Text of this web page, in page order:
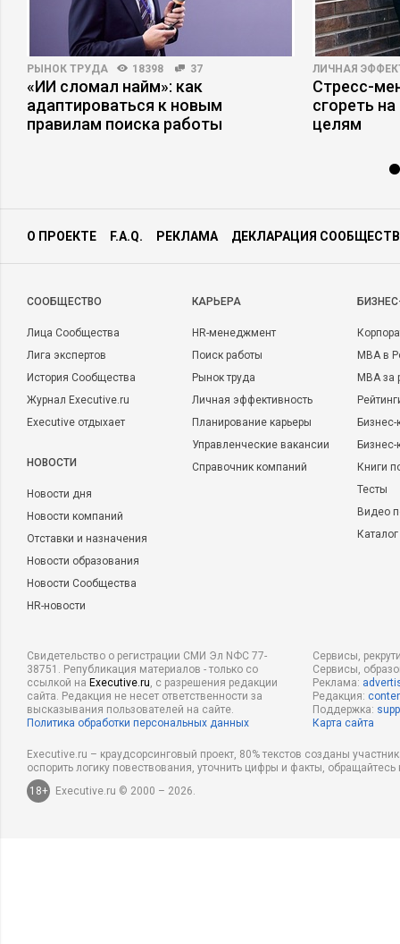
РЫНОК ТРУДА 18398 37
«ИИ сломал найм»: как
адаптироваться к новым
правилам поиска работы
ЛИЧНАЯ
Стресс-
сгореть
целям
О ПРОЕКТЕ F.A.Q. РЕКЛАМА ДЕКЛАРАЦИЯ
CООБЩЕСТВО
Лица Сообщества
Лига экспертов
История Сообщества
Журнал Executive.ru
Executive отдыхает
НОВОСТИ
Новости дня
Новости компаний
Отставки и назначения
Новости образования
Новости Сообщества
HR-новости
КАРЬЕРА
HR-менеджмент
Поиск работы
Рынок труда
Личная эффективность
Планирование карьеры
Управленческие вакансии
Справочник компаний
MBA в
MBA
Бизнес-
Книги
Тесты
Видео
Свидетельство о регистрации СМИ Эл NФС 77-
38751. Републикация материалов - только со
ссылкой на Executive.ru, с разрешения редакции
сайта. Редакция не несет ответственности за
высказывания пользователей на сайте.
Политика обработки персональных данных
Сервисы,
Сервисы,
Реклама:
Редакция:
Поддержка:
Карта сайта
Executive.ru – краудсорсинговый проект, 80% текстов созданы
оспорить логику повествования, уточнить цифры и факты,
18+
Executive.ru © 2000 – 2026.